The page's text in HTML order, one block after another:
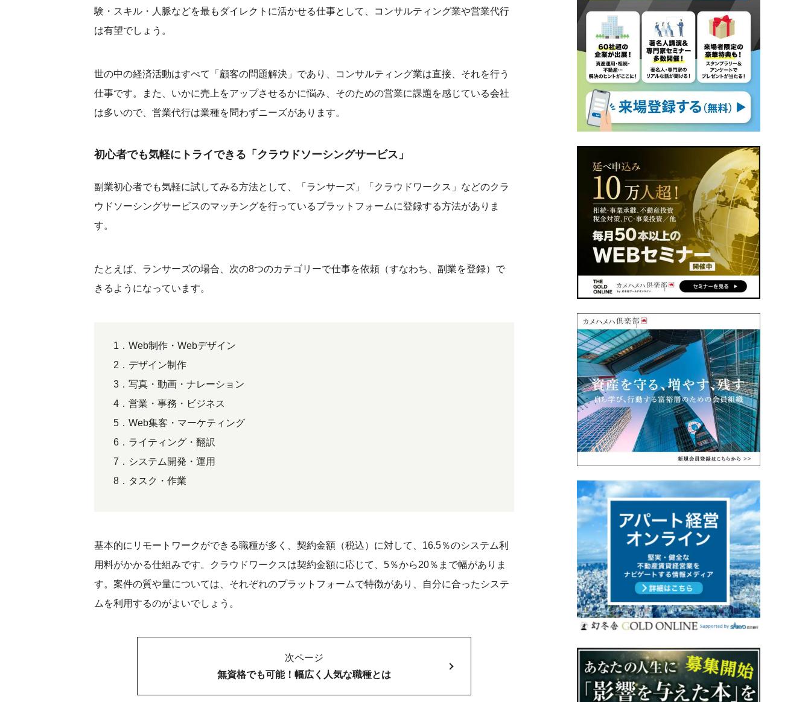
験・スキル・人脈などを最もダイレクトに活かせる仕事として、コンサルティング業や営業代行
は有望でしょう。
世の中の経済活動はすべて「顧客の問題解決」であり、コンサルティング業は直接、それを行う
仕事です。また、いかに売上をアップさせるかに悩み、そのための営業に課題を感じている会社
は多いので、営業代行は業種を問わずニーズがあります。
初心者でも気軽にトライできる「クラウドソーシングサービス」
副業初心者でも気軽に試してみる方法として、「ランサーズ」「クラウドワークス」などのクラ
ウドソーシングサービスのマッチングを行っているプラットフォームに登録する方法がありま
す。
たとえば、ランサーズの場合、次の8つのカテゴリーで仕事を依頼（すなわち、副業を登録）で
きるようになっています。
1．Web制作・Webデザイン
2．デザイン制作
3．写真・動画・ナレーション
4．営業・事務・ビジネス
5．Web集客・マーケティング
6．ライティング・翻訳
7．システム開発・運用
8．タスク・作業
基本的にリモートワークができる職種が多く、契約金額（税込）に対して、16.5％のシステム利
用料がかかる仕組みです。クラウドワークスは契約金額に応じて、5％から20％まで幅がありま
す。案件の質や量については、それぞれのプラットフォームで特徴があり、自分に合ったシステ
ムを利用するのがよいでしょう。
次ページ
無資格でも可能！幅広く人気な職種とは